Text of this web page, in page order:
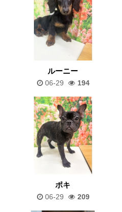
ルーニー
06-29 194
ポキ
06-29 209